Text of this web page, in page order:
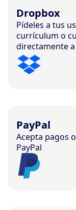
Dropbox
Pídeles a tus
currículum o
directamente
PayPal
Acepta pagos
PayPal